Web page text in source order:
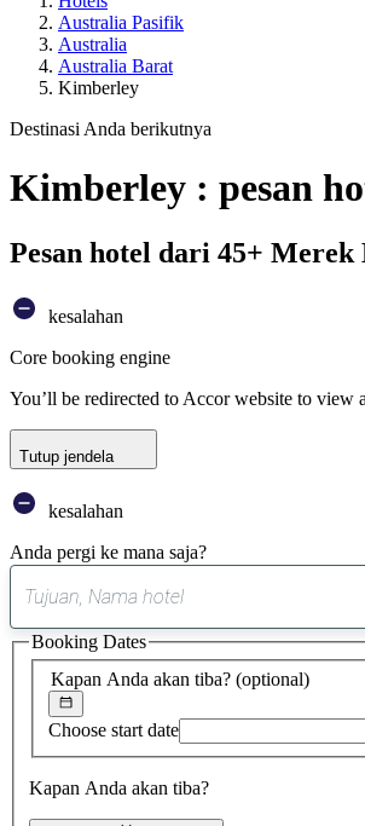
Australia Pasifik
Australia
Australia Barat
Kimberley
Destinasi Anda berikutnya
Kimberley : pesan
Pesan hotel dari 45+
kesalahan
Core booking engine
You’ll be redirected to Accor website to view
Tutup jendela
kesalahan
Anda pergi ke mana saja?
Kapan Anda akan tiba? (optional)
Choose start date
Kapan Anda akan tiba?
Booking Dates